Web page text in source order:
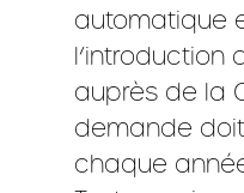
automatique
l’introduction
auprès de la
demande
chaque